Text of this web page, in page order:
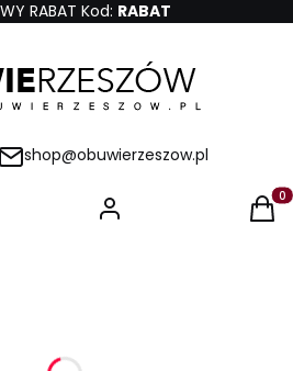
RABAT Kod: RABAT
shop@obuwierzeszow.pl